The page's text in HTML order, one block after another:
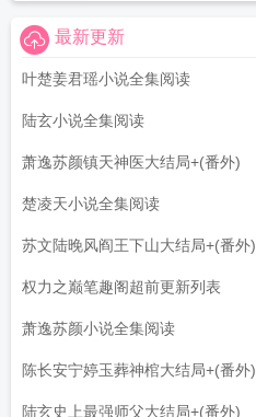
最新更新
叶楚姜君瑶小说全集阅读
陆玄小说全集阅读
萧逸苏颜镇天神医大结局+(番外)
楚凌天小说全集阅读
苏文陆晚风阎王下山大结局+(番外)
权力之巅笔趣阁超前更新列表
萧逸苏颜小说全集阅读
陈长安宁婷玉葬神棺大结局+(番外)
陆玄史上最强师父大结局+(番外)